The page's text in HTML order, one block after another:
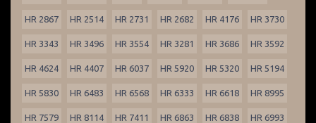
HR 2867 HR 2514 HR 2731 HR 2682 HR 4176 HR 3730
HR 3343 HR 3496 HR 3554 HR 3281 HR 3686 HR 3592
HR 4624 HR 4407 HR 6037 HR 5920 HR 5320 HR 5194
HR 5830 HR 6483 HR 6568 HR 6333 HR 6618 HR 8995
HR 7579 HR 8114 HR 7411 HR 6863 HR 6838 HR 6993